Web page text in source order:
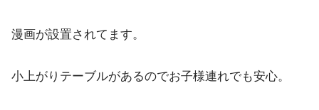
漫画が設置されてます。
小上がりテーブルがあるのでお子様連れでも安心。